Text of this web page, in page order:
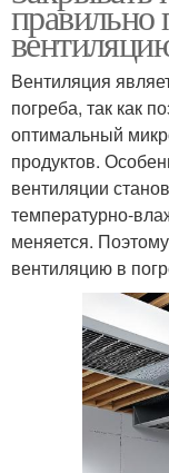
правильно
Вентиляция
погреба, так как
оптимальный
продуктов.
вентиляции
температурно-
меняется.
вентиляцию в